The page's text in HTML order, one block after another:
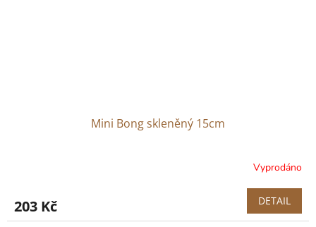
Mini Bong skleněný 15cm
Vyprodáno
203 Kč DETAIL